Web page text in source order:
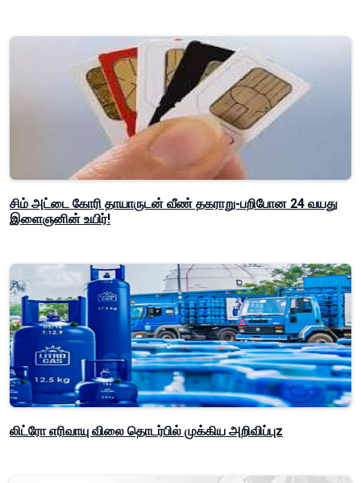
சிம் அட்டை கோரி தாயாருடன் வீண் தகராறு-பறிபோன 24 வயது
இளைஞனின் உயிர்!
லிட்ரோ எரிவாயு விலை தொடர்பில் முக்கிய அறிவிப்புz